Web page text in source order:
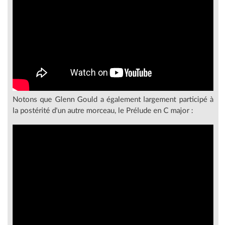
Notons que Glenn Gould a également largement participé à
la postérité d'un autre morceau, le Prélude en C major :